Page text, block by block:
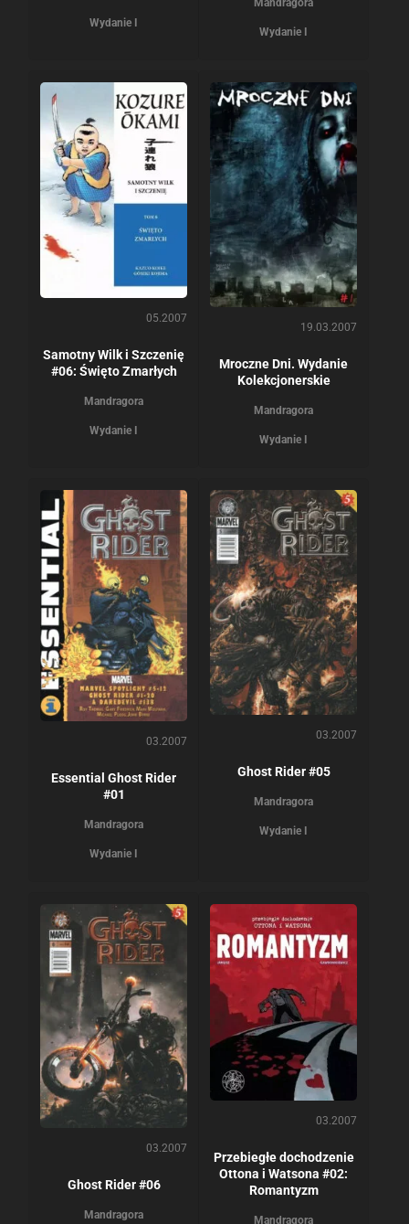
Wydanie I
Mandragora
Wydanie I
05.2007
Samotny Wilk i Szczenię
#06: Święto Zmarłych
Mandragora
Wydanie I
19.03.2007
Mroczne Dni. Wydanie
Kolekcjonerskie
Mandragora
Wydanie I
03.2007
Essential Ghost Rider
#01
Mandragora
Wydanie I
03.2007
Ghost Rider #05
Mandragora
Wydanie I
03.2007
Ghost Rider #06
Mandragora
03.2007
Przebiegłe dochodzenie
Ottona i Watsona #02:
Romantyzm
Mandragora